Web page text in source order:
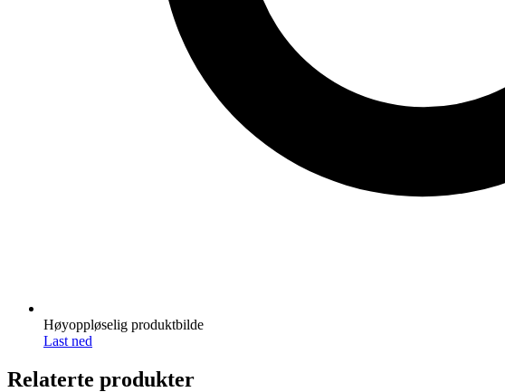
Høyoppløselig produktbilde
Last ned
Relaterte produkter